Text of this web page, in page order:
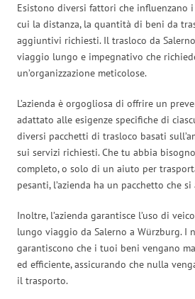
Esistono diversi fattori che influenzano
cui la distanza, la quantità di beni da
aggiuntivi richiesti. Il trasloco da
viaggio lungo e impegnativo che
un’organizzazione meticolose.
L’azienda è orgogliosa di offrire un
adattato alle esigenze specifiche di
diversi pacchetti di trasloco basati
sui servizi richiesti. Che tu abbia
completo, o solo di un aiuto per
pesanti, l’azienda ha un pacchetto che
Inoltre, l’azienda garantisce l’uso di
lungo viaggio da Salerno a Würzburg. I
garantiscono che i tuoi beni vengano
ed efficiente, assicurando che nulla
il trasporto.